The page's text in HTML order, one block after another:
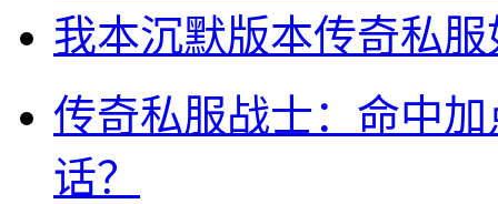
我本沉默版本传奇私
传奇私服战士：命中
话？